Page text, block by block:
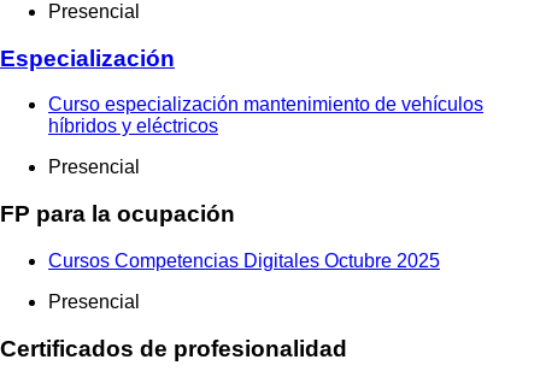
Presencial
Especialización
Curso especialización mantenimiento de vehículos
híbridos y eléctricos
Presencial
FP para la ocupación
Cursos Competencias Digitales Octubre 2025
Presencial
Certificados de profesionalidad